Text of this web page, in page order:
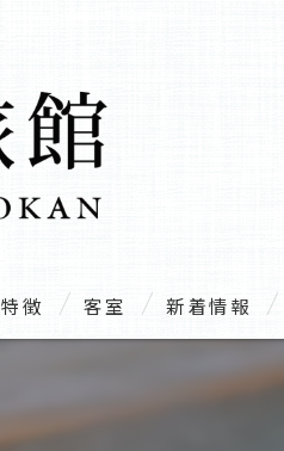
徴 客室 新着情報